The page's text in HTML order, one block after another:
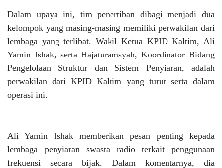
Dalam upaya ini, tim penertiban dibagi menjadi dua
kelompok yang masing-masing memiliki perwakilan dari
lembaga yang terlibat. Wakil Ketua KPID Kaltim, Ali
Yamin Ishak, serta Hajaturamsyah, Koordinator Bidang
Pengelolaan Struktur dan Sistem Penyiaran, adalah
perwakilan dari KPID Kaltim yang turut serta dalam
operasi ini.
Ali Yamin Ishak memberikan pesan penting kepada
lembaga penyiaran swasta radio terkait penggunaan
frekuensi secara bijak. Dalam komentarnya, dia